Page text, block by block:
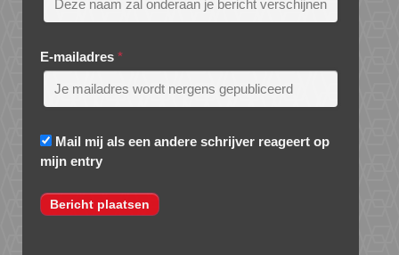
E-mailadres *
Mail mij als een andere schrijver reageert op
mijn entry